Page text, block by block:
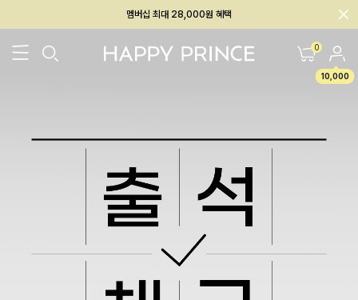
멤버십 최대 28,000원 혜택
0
10,000